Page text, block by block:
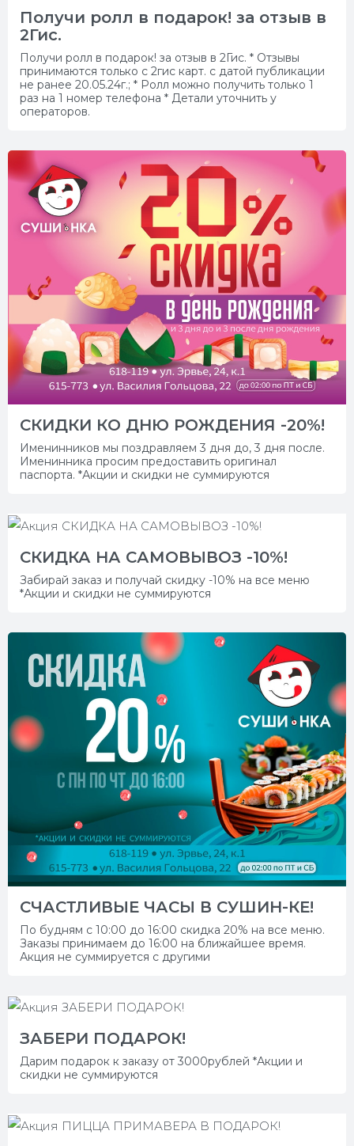
Получи ролл в подарок! за отзыв в
2Гис.
Получи ролл в подарок! за отзыв в 2Гис. * Отзывы
принимаются только с 2гис карт. с датой публикации
не ранее 20.05.24г.; * Ролл можно получить только 1
раз на 1 номер телефона * Детали уточнить у
операторов.
СКИДКИ КО ДНЮ РОЖДЕНИЯ -20%!
Именинников мы поздравляем 3 дня до, 3 дня после.
Именинника просим предоставить оригинал
паспорта. *Акции и скидки не суммируются
СКИДКА НА САМОВЫВОЗ -10%!
Забирай заказ и получай скидку -10% на все меню
*Акции и скидки не суммируются
СЧАСТЛИВЫЕ ЧАСЫ В СУШИН-КЕ!
По будням с 10:00 до 16:00 скидка 20% на все меню.
Заказы принимаем до 16:00 на ближайшее время.
Акция не суммируется с другими
ЗАБЕРИ ПОДАРОК!
Дарим подарок к заказу от 3000рублей *Акции и
скидки не суммируются